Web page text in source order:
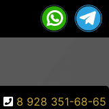
8 928 351-68-65